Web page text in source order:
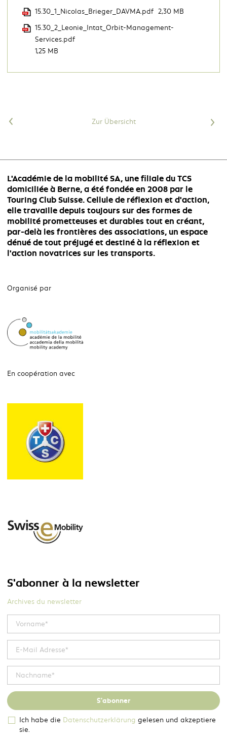
15.30_1_Nicolas_Brieger_DAVMA.pdf 2,30 MB
15.30_2_Leonie_Intat_Orbit-Management-
Services.pdf
1,25 MB
< Zur Übersicht >
L'Académie de la mobilité SA, une filiale du TCS
domiciliée à Berne, a été fondée en 2008 par le
Touring Club Suisse. Cellule de réflexion et d'action,
elle travaille depuis toujours sur des formes de
mobilité prometteuses et durables tout en créant,
par-delà les frontières des associations, un espace
dénué de tout préjugé et destiné à la réflexion et
l'action novatrices sur les transports.
Organisé par
En coopération avec
S'abonner à la newsletter
Archives du newsletter
S'abonner
Ich habe die Datenschutzerklärung gelesen und akzeptiere
sie.